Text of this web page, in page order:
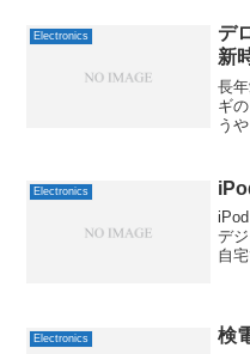
Electronics
デ
新
長
ギ
う
ま
と
Electronics
デ
自
め
Electronics 検